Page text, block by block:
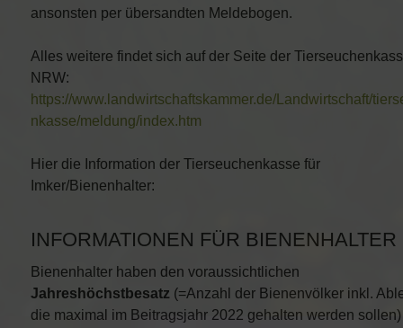
ansonsten per übersandten Meldebogen.
Alles weitere findet sich auf der Seite der
NRW:
https://www.landwirtschaftskammer.de/Landwirtschaft/
nkasse/meldung/index.htm
Hier die Information der Tierseuchenkasse für
Imker/Bienenhalter:
INFORMATIONEN FÜR BIENENHALTER
Bienenhalter haben den voraussichtlichen
Jahreshöchstbesatz (=Anzahl der Bienenvölker inkl.
die maximal im Beitragsjahr 2022 gehalten werden